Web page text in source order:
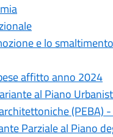
e lo
affitto anno 2024
al Piano
(PEBA)
Parziale al Piano